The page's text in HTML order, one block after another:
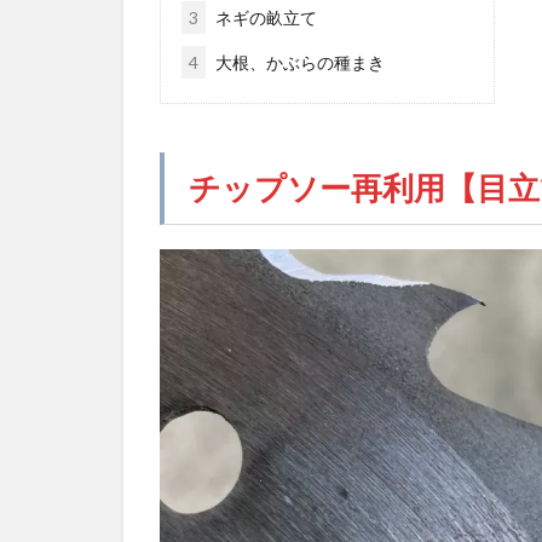
3 ネギの畝立て
4 大根、かぶらの種まき
チップソー再利用【目